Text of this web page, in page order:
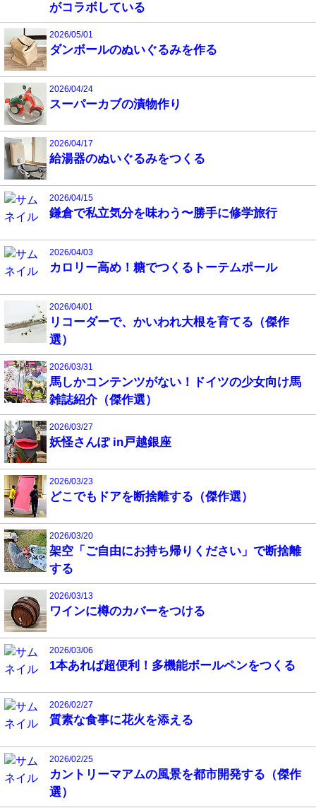
がコラボしている
2026/05/01
ダンボールのぬいぐるみを作る
2026/04/24
スーパーカブの漬物作り
2026/04/17
給湯器のぬいぐるみをつくる
2026/04/15
鎌倉で私立気分を味わう〜勝手に修学旅行
2026/04/03
カロリー高め！糖でつくるトーテムポール
2026/04/01
リコーダーで、かいわれ大根を育てる（傑作
選）
2026/03/31
馬しかコンテンツがない！ドイツの少女向け馬
雑誌紹介（傑作選）
2026/03/27
妖怪さんぽ in戸越銀座
2026/03/23
どこでもドアを断捨離する（傑作選）
2026/03/20
架空「ご自由にお持ち帰りください」で断捨離
する
2026/03/13
ワインに樽のカバーをつける
2026/03/06
1本あれば超便利！多機能ボールペンをつくる
2026/02/27
質素な食事に花火を添える
2026/02/25
カントリーマアムの風景を都市開発する（傑作
選）